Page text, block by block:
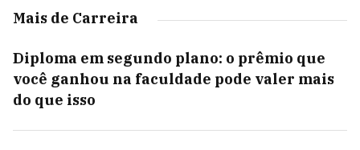
Mais de Carreira
Diploma em segundo plano: o prêmio que
você ganhou na faculdade pode valer mais
do que isso